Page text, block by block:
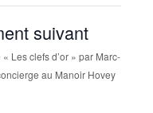
suivant
Les clefs d’or » par Marc-
au Manoir Hovey